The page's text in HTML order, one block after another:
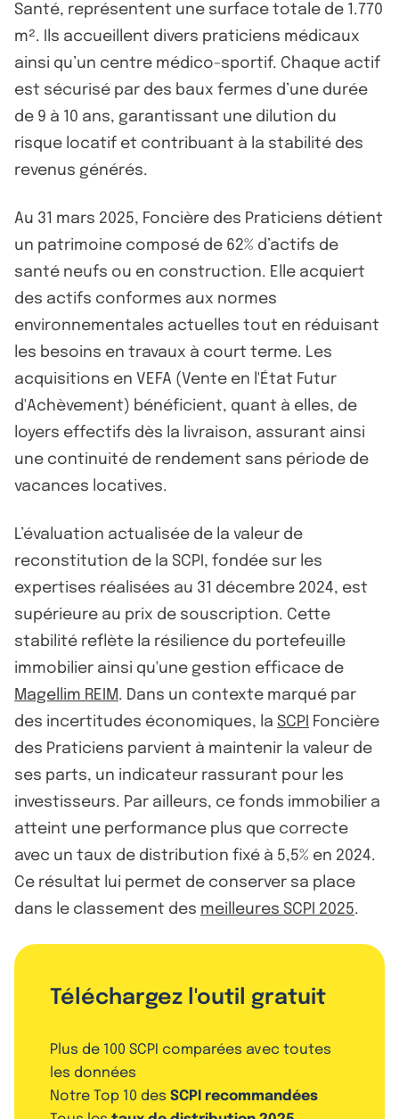
Santé, représentent une surface totale de 1.770
m². Ils accueillent divers praticiens médicaux
ainsi qu’un centre médico-sportif. Chaque actif
est sécurisé par des baux fermes d’une durée
de 9 à 10 ans, garantissant une dilution du
risque locatif et contribuant à la stabilité des
revenus générés.
Au 31 mars 2025, Foncière des Praticiens détient
un patrimoine composé de 62% d’actifs de
santé neufs ou en construction. Elle acquiert
des actifs conformes aux normes
environnementales actuelles tout en réduisant
les besoins en travaux à court terme. Les
acquisitions en VEFA (Vente en l'État Futur
d'Achèvement) bénéficient, quant à elles, de
loyers effectifs dès la livraison, assurant ainsi
une continuité de rendement sans période de
vacances locatives.
L’évaluation actualisée de la valeur de
reconstitution de la SCPI, fondée sur les
expertises réalisées au 31 décembre 2024, est
supérieure au prix de souscription. Cette
stabilité reflète la résilience du portefeuille
immobilier ainsi qu'une gestion efficace de
Magellim REIM. Dans un contexte marqué par
des incertitudes économiques, la SCPI Foncière
des Praticiens parvient à maintenir la valeur de
ses parts, un indicateur rassurant pour les
investisseurs. Par ailleurs, ce fonds immobilier a
atteint une performance plus que correcte
avec un taux de distribution fixé à 5,5% en 2024.
Ce résultat lui permet de conserver sa place
dans le classement des meilleures SCPI 2025.
Téléchargez l'outil gratuit
Plus de 100 SCPI comparées avec toutes
les données
Notre Top 10 des SCPI recommandées